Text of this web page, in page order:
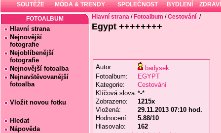
SOUTĚŽE MÓDA & TRENDY SPOLEČNOST BYDLENÍ ZDRAVÍ
FOTOALBUM
Hlavní strana
Nejnovější
fotografie
Nejoblíbenější
fotografie
Nejnovější fotoalba
Nejnavštěvovanější
fotoalba
Vložit novou fotku
Hledat
Nápověda
Hlavní strana / Fotoalbum /Cestování /
Egypt ++++++++
Autor:
badysek
Fotoalbum:
EGYPT
Kategorie:
Cestování
Klíčová slova: *-*
Zobrazeno:
1215x
Vložená:
29.11.2013 07:10 hod.
Hodnocení:
5.88/10
Hlasovalo:
162